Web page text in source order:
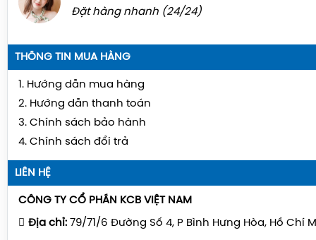
Đặt hàng nhanh (24/24)
THÔNG TIN MUA HÀNG
1. Hướng dẫn mua hàng
2. Hướng dẫn thanh toán
3. Chính sách bảo hành
4. Chính sách đổi trả
LIÊN HỆ
CÔNG TY CỔ PHẦN KCB VIỆT NAM
Địa chỉ: 79/71/6 Đường Số 4, P Bình Hưng Hòa, Hồ Chí